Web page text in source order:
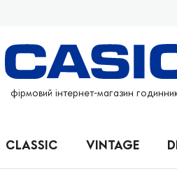
фірмовий інтернет-магазин
CLASSIC VINTAGE